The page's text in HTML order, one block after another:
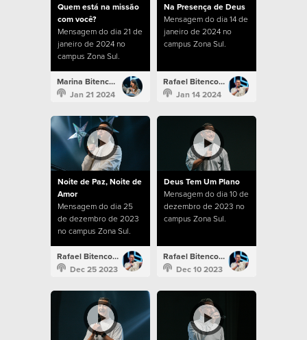
Quem está na missão
com você?
Mensagem do dia 21 de
janeiro de 2024 no
campus Zona Sul.
Marina Bitencourt
Jan 21 2024
Na Presença de Deus
Mensagem do dia 14 de
janeiro de 2024 no
campus Zona Sul.
Rafael Bitencourt
Jan 14 2024
Noite de Paz, Noite de
Amor
Mensagem do dia 25
de dezembro de 2023
no campus Zona Sul.
Rafael Bitencourt
Dec 25 2023
Deus Tem Um Plano
Mensagem do dia 10 de
dezembro de 2023 no
campus Zona Sul.
Rafael Bitencourt
Dec 10 2023